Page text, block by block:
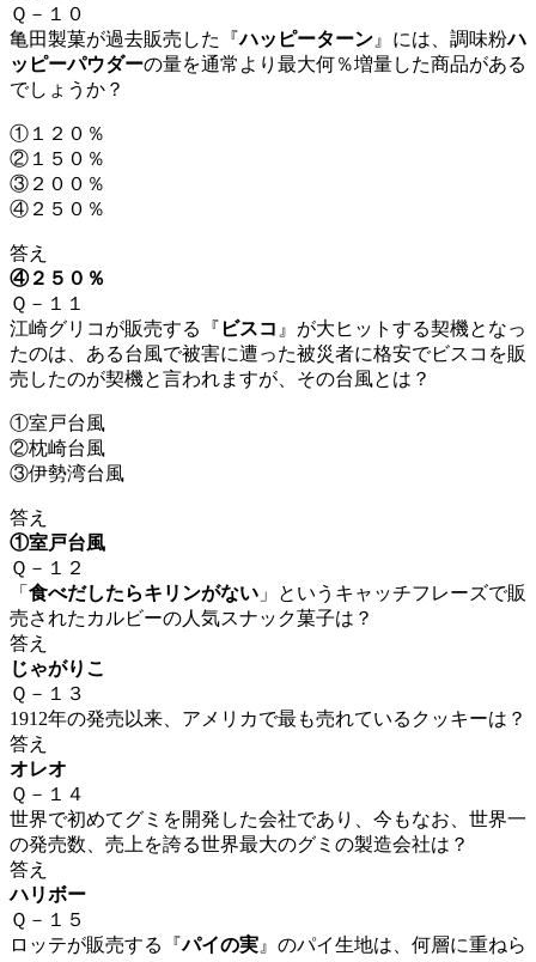
Ｑ－１０
亀田製菓が過去販売した『ハッピーターン 』には、調味粉ハ
ッピーパウダーの量を通常より最大何％増量した商品がある
でしょうか？
①１２０％
②１５０％
③２００％
④２５０％
答え
④２５０％
Ｑ－１１
江崎グリコが販売する『 ビスコ 』が大ヒットする契機となっ
たのは、ある台風で被害に遭った被災者に格安でビスコを販
売したのが契機と言われますが、その台風とは？
①室戸台風
②枕崎台風
③伊勢湾台風
答え
①室戸台風
Ｑ－１２
「 食べだしたらキリンがない 」というキャッチフレーズで販
売されたカルビーの人気スナック菓子は？
答え
じゃがりこ
Ｑ－１３
1912年の発売以来、アメリカで最も売れているクッキーは？
答え
オレオ
Ｑ－１４
世界で初めてグミ を開発した会社であり、今もなお、世界一
の発売数、売上を誇る世界最大のグミの製造会社は？
答え
ハリボー
Ｑ－１５
ロッテが販売する『パイの実 』のパイ生地は、何層に重ねら